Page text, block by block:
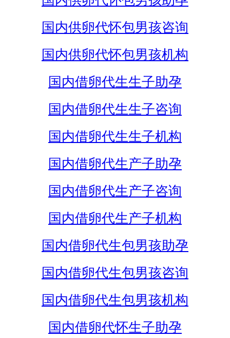
国内供卵代怀包男孩咨询
国内供卵代怀包男孩机构
国内借卵代生生子助孕
国内借卵代生生子咨询
国内借卵代生生子机构
国内借卵代生产子助孕
国内借卵代生产子咨询
国内借卵代生产子机构
国内借卵代生包男孩助孕
国内借卵代生包男孩咨询
国内借卵代生包男孩机构
国内借卵代怀生子助孕